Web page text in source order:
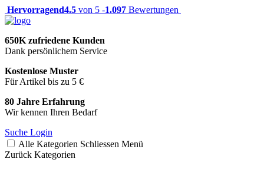
Hervorragend4.5 von 5 -1.097 Bewertungen
650K zufriedene Kunden
Dank persönlichem Service
Kostenlose Muster
Für Artikel bis zu 5 €
80 Jahre Erfahrung
Wir kennen Ihren Bedarf
Suche Login
Alle Kategorien Schliessen Menü
Zurück Kategorien